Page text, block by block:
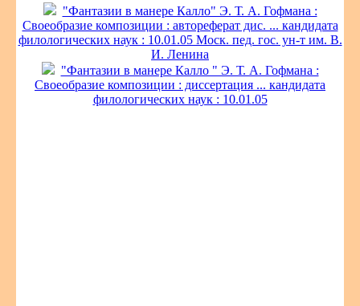
"Фантазии в манере Калло" Э. Т. А. Гофмана :
Своеобразие композиции : автореферат дис. ... кандидата
филологических наук : 10.01.05 Моск. пед. гос. ун-т им. В.
И. Ленина
"Фантазии в манере Калло " Э. Т. А. Гофмана :
Своеобразие композиции : диссертация ... кандидата
филологических наук : 10.01.05